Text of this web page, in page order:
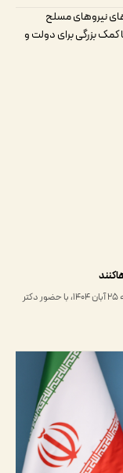
شورای راهبردی وزارت دفاع و پشتیبانی نیروهای مسلح یکشنبه 25 آبان 1404، با حضور دکتر